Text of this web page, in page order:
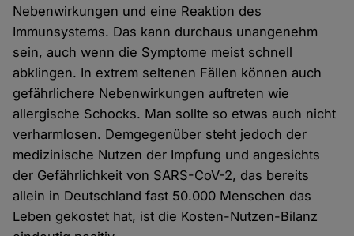
Nebenwirkungen und eine Reaktion des
Immunsystems. Das kann durchaus unangenehm
sein, auch wenn die Symptome meist schnell
abklingen. In extrem seltenen Fällen können auch
gefährlichere Nebenwirkungen auftreten wie
allergische Schocks. Man sollte so etwas auch nicht
verharmlosen. Demgegenüber steht jedoch der
medizinische Nutzen der Impfung und angesichts
der Gefährlichkeit von SARS-CoV-2, das bereits
allein in Deutschland fast 50.000 Menschen das
Leben gekostet hat, ist die Kosten-Nutzen-Bilanz